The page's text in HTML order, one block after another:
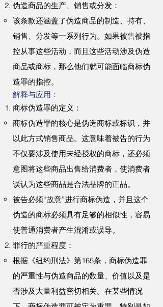
伪造商品的生产、销售或分发：
该条款还涵盖了伪造商品的制造、持有、
销售、分发等一系列行为。如果被告被指
控从事这些活动，而且这些活动涉及伪造
商品或商标，那么他们就可能面临商标伪
造罪的指控。
解释与应用：
商标伪造罪的定义：
商标伪造罪的核心是伪造商标或标识，并
以此方式销售商品。这意味着被告的行为
不仅要涉及使用未经授权的商标，还必须
意图将这些商品出售给消费者，使消费者
误认为这些商品是合法品牌的正品。
被告必须“故意”进行商标伪造，并且这个
伪造的商标必须具有足够的相似性，容易
使普通消费者产生混淆或误导。
罪行的严重程度：
根据《纽约刑法》第165条，商标伪造罪
的严重性与伪造商品的数量、价值以及是
否涉及大量利益密切相关。在某些情况